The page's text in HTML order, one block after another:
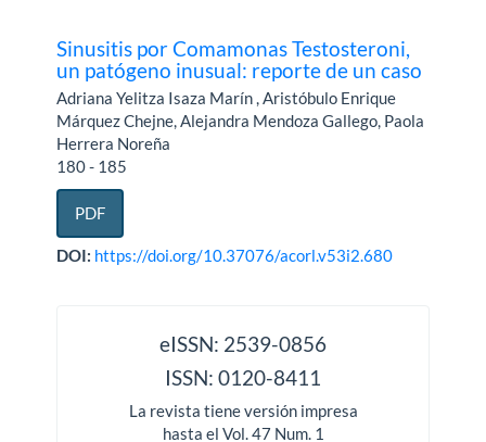
Sinusitis por Comamonas Testosteroni,
un patógeno inusual: reporte de un caso
Adriana Yelitza Isaza Marín , Aristóbulo Enrique
Márquez Chejne, Alejandra Mendoza Gallego, Paola
Herrera Noreña
180 - 185
PDF
DOI: https://doi.org/10.37076/acorl.v53i2.680
eISSN: 2539-0856
ISSN: 0120-8411
La revista tiene versión impresa
hasta el Vol. 47 Num. 1